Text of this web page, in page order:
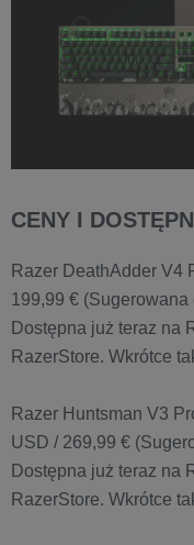
CENY I
Razer DeathAdder V4
199,99 €
Dostępna już teraz na
RazerStore. Wkrótce
Razer Huntsman V3
USD / 269,99 €
Dostępna już teraz na
RazerStore. Wkrótce